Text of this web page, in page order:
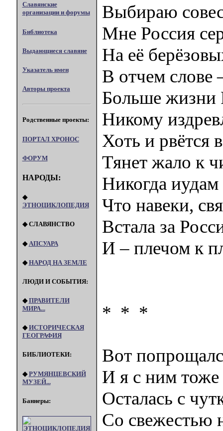
Славянские
организации и форумы
Библиотека
Выдающиеся славяне
Указатель имен
Авторы проекта
Родственные проекты:
ПОРТАЛ XPOHOC
ФОРУМ
НАРОДЫ:
◆
ЭТНОЦИКЛОПЕДИЯ
◆ СЛАВЯНСТВО
◆ АПСУАРА
◆НАРОД НА ЗЕМЛЕ
ЛЮДИ И СОБЫТИЯ:
◆ПРАВИТЕЛИ
МИРА...
◆ИСТОРИЧЕСКАЯ
ГЕОГРАФИЯ
БИБЛИОТЕКИ:
◆РУМЯНЦЕВСКИЙ
МУЗЕЙ...
Баннеры:
Выбираю
Мне Россия
На её
В отчем слове
Больше жизни
Никому
Хоть и рвётся
Тянет жало к
Никогда иудам
Что навеки,
Встала за
И – плечом к
* * *
Вот
И я с ним
Осталась с
Со свежестью